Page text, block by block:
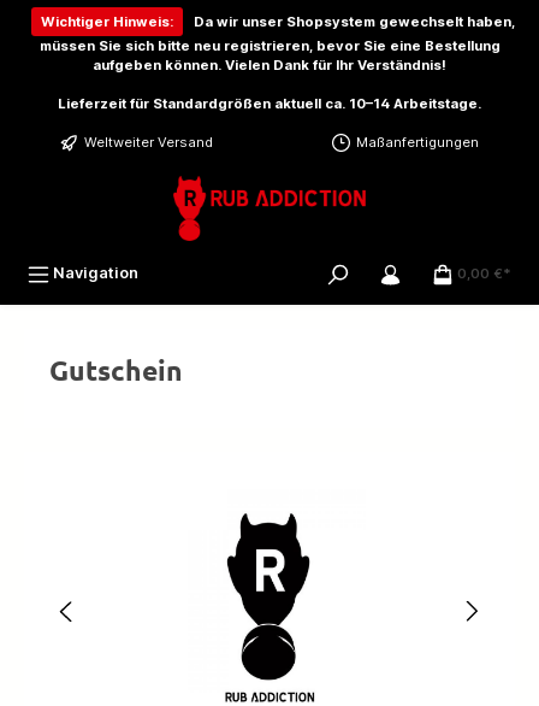
springen
Wichtiger Hinweis:
Da wir unser Shopsystem gewechselt haben,
müssen Sie sich bitte neu registrieren, bevor Sie eine Bestellung
aufgeben können. Vielen Dank für Ihr Verständnis!
Lieferzeit für Standardgrößen aktuell ca. 10–14 Arbeitstage.
Weltweiter Versand Maßanfertigungen
Navigation 0,00 €*
Gutschein